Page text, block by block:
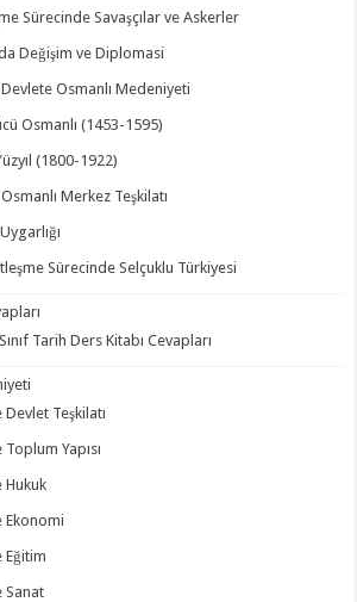
Sürecinde Savaşçılar ve Askerler
Değişim ve Diplomasi
Osmanlı Medeniyeti
Osmanlı (1453-1595)
(1800-1922)
Merkez Teşkilatı
Sürecinde Selçuklu Türkiyesi
Tarih Ders Kitabı Cevapları
Teşkilatı
Yapısı
Hukuk
Ekonomi
Eğitim
Sanat